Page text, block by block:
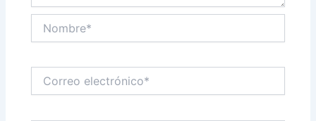
electrónico*